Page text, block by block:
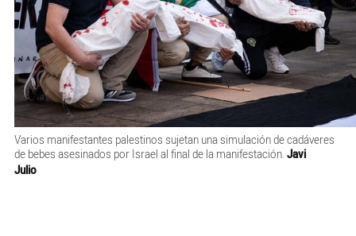
Varios manifestantes palestinos sujetan una simulación de cadáveres
de bebes asesinados por Israel al final de la manifestación. Javi
Julio